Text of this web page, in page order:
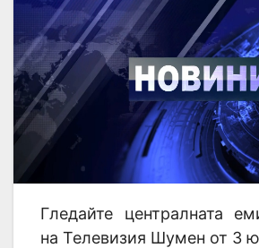
Гледайте централната
на Телевизия Шумен от 3